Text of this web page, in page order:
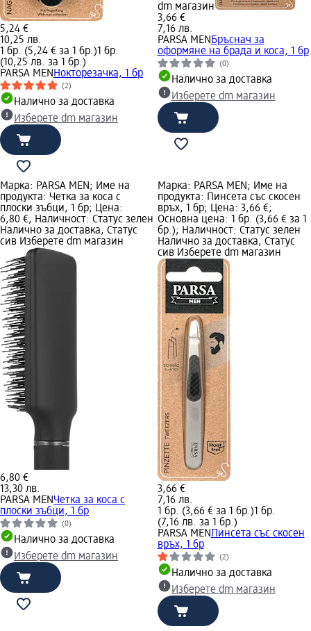
5,24 €
10,25 лв.
1 бр. (5,24 € за 1 бр.)1 бр.
(10,25 лв. за 1 бр.)
PARSA MEN Нокторезачка, 1 бр
(2)
Налично за доставка
Изберете dm магазин
dm магазин
3,66 €
7,16 лв.
PARSA MEN Бръснач за
оформяне на брада и коса, 1 бр
(0)
Налично за доставка
Изберете dm магазин
Марка: PARSA MEN; Име на
продукта: Четка за коса с
плоски зъбци, 1 бр; Цена:
6,80 €; Наличност: Статус зелен
Налично за доставка, Статус
сив Изберете dm магазин
6,80 €
13,30 лв.
PARSA MENЧетка за коса с
плоски зъбци, 1 бр
(0)
Налично за доставка
Изберете dm магазин
Марка: PARSA MEN; Име на
продукта: Пинсета със скосен
връх, 1 бр; Цена: 3,66 €;
Основна цена: 1 бр. (3,66 € за 1
бр.); Наличност: Статус зелен
Налично за доставка, Статус
сив Изберете dm магазин
3,66 €
7,16 лв.
1 бр. (3,66 € за 1 бр.)1 бр.
(7,16 лв. за 1 бр.)
PARSA MEN Пинсета със скосен
връх, 1 бр
(2)
Налично за доставка
Изберете dm магазин